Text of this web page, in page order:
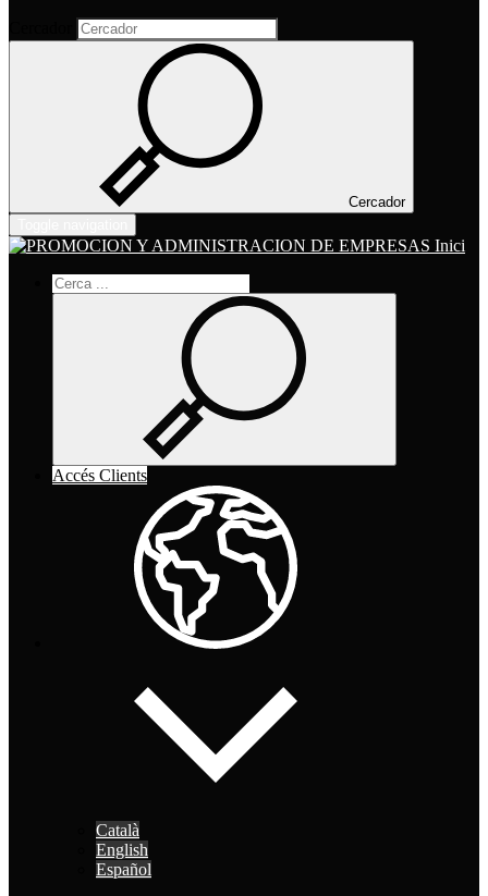
Cercador
Inici
Accés Clients
Català
English
Español